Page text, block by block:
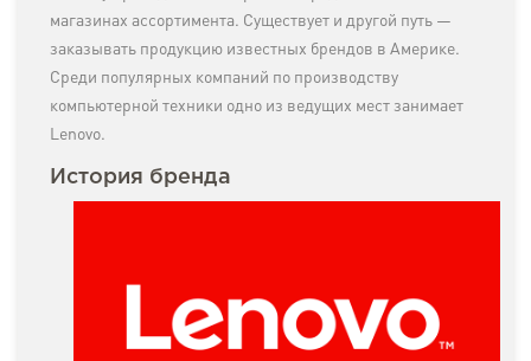
магазинах ассортимента. Существует и другой путь —
заказывать продукцию известных брендов в Америке.
Среди популярных компаний по производству
компьютерной техники одно из ведущих мест занимает
Lenovo.
История бренда